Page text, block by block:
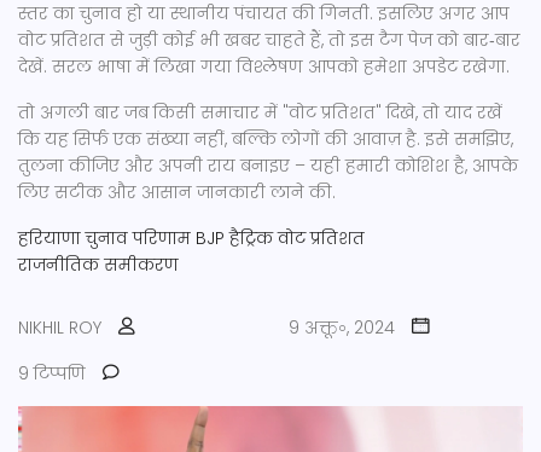
स्तर का चुनाव हो या स्थानीय पंचायत की गिनती. इसलिए अगर आप
वोट प्रतिशत से जुड़ी कोई भी खबर चाहते हैं, तो इस टैग पेज को बार‑बार
देखें. सरल भाषा में लिखा गया विश्लेषण आपको हमेशा अपडेट रखेगा.
तो अगली बार जब किसी समाचार में "वोट प्रतिशत" दिखे, तो याद रखें
कि यह सिर्फ एक संख्या नहीं, बल्कि लोगों की आवाज़ है. इसे समझिए,
तुलना कीजिए और अपनी राय बनाइए – यही हमारी कोशिश है, आपके
लिए सटीक और आसान जानकारी लाने की.
हरियाणा चुनाव परिणाम BJP हैट्रिक वोट प्रतिशत
राजनीतिक समीकरण
NIKHIL ROY
9 अक्तू॰, 2024
9 टिप्पणि